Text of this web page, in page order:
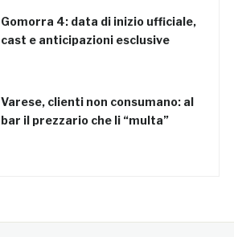
Gomorra 4: data di inizio ufficiale,
cast e anticipazioni esclusive
Varese, clienti non consumano: al
bar il prezzario che li “multa”